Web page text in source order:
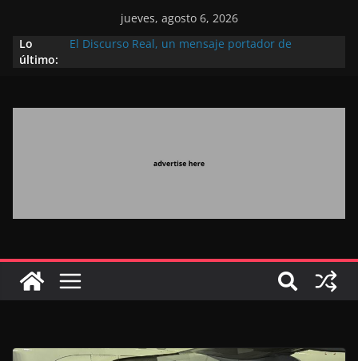
jueves, agosto 6, 2026
Lo
último:
El Discurso Real, un mensaje portador de
Extranjero: al servicio de los grandes proyectos de
Marruecos gracias a una visión estratégica
destinada a consolidar la posición de Marruecos
en una economía mundial competitiva (politólogo
marroquí-estadounidense)